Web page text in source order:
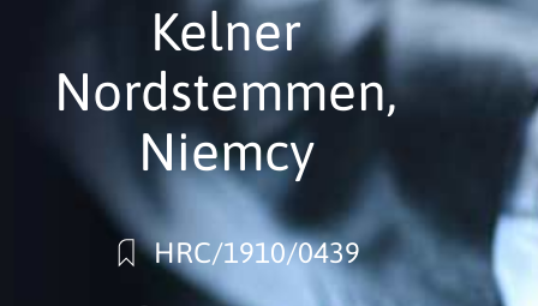
Kelner
Nordstemmen,
Niemcy
HRC/1910/0439